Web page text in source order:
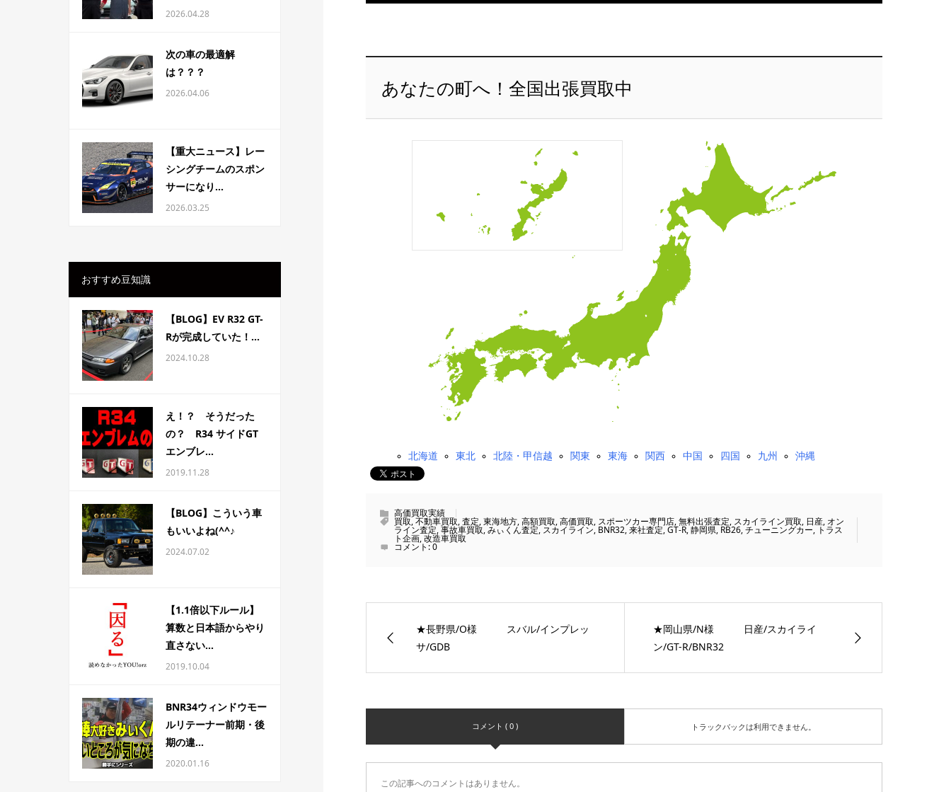
あなたの町へ！全国出張買取中
北海道 東北 北陸・甲信越 関東 東海 関西 中国 四国 九州 沖縄
高価買取実績
買取,不動車買取,査定,東海地方,高額買取,高価買取, スポーツカー専門店,無料出張査定, スカイライン買取, 日産, オン
ライン査定,事故車買取,みぃくん査定, スカイライン, BNR32,来社査定,GT-R,静岡県, RB26,チューニングカー, トラス
ト企画,改造車買取
コメント:0
★長野県/O様 スバル/インプレッ
サ/GDB
★岡山県/N様 日産/スカイライ
ン/GT-R/BNR32
コメント ( 0 ) トラックバックは利用できません。
この記事へのコメントはありません。
2026.04.28
次の車の最適解
は？？？
2026.04.06
【重大ニュース】レー
シングチームのスポン
サーになり...
2026.03.25
おすすめ豆知識
【BLOG】EV R32 GT-
Rが完成していた！...
2024.10.28
え！？ そうだった
の？ R34 サイドGT
エンブレ...
2019.11.28
【BLOG】こういう車
もいいよね(^^♪
2024.07.02
【1.1倍以下ルール】
算数と日本語からやり
直さない...
2019.10.04
BNR34ウィンドウモー
ルリテーナー前期・後
期の違...
2020.01.16